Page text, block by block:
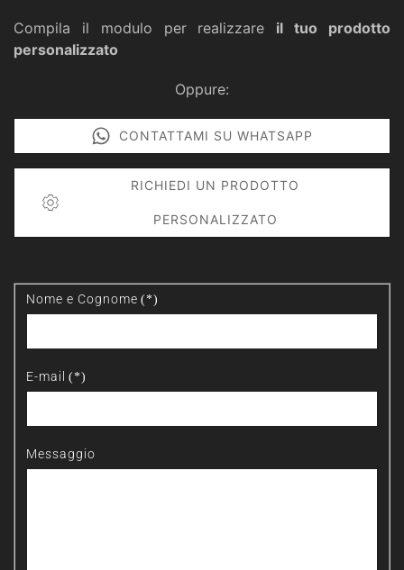
Compila il modulo per realizzare il tuo prodotto
personalizzato
Oppure:
CONTATTAMI SU WHATSAPP
RICHIEDI UN PRODOTTO
PERSONALIZZATO
Nome e Cognome (*)
E-mail (*)
Messaggio